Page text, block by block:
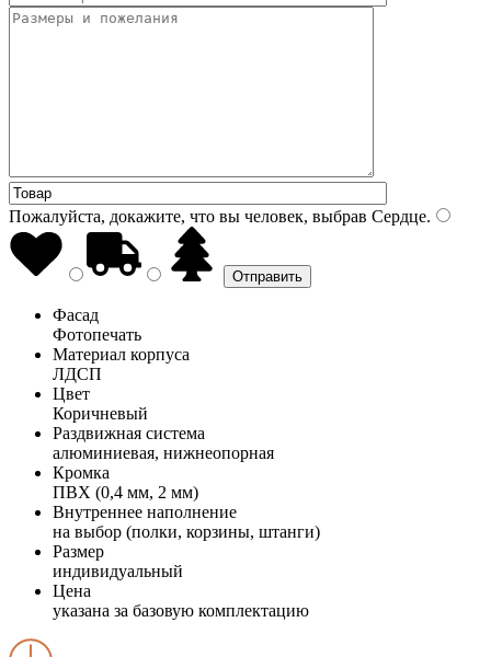
Пожалуйста, докажите, что вы человек, выбрав Сердце.
Фасад
Фотопечать
Материал корпуса
ЛДСП
Цвет
Коричневый
Раздвижная система
алюминиевая, нижнеопорная
Кромка
ПВХ (0,4 мм, 2 мм)
Внутреннее наполнение
на выбор (полки, корзины, штанги)
Размер
индивидуальный
Цена
указана за базовую комплектацию